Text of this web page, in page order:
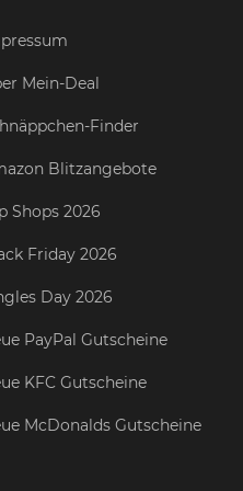
Mein-Deal
Finder
Blitzangebote
Shops 2026
Friday 2026
Day 2026
PayPal Gutscheine
KFC Gutscheine
McDonalds Gutscheine